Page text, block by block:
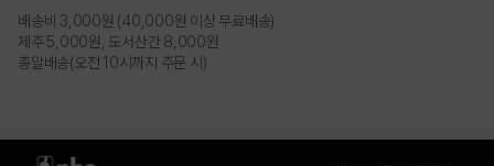
배송비 3,000원 (40,000원 이상 무료배송)
제주 5,000원, 도서산간 8,000원
총알배송(오전 10시까지 주문 시)